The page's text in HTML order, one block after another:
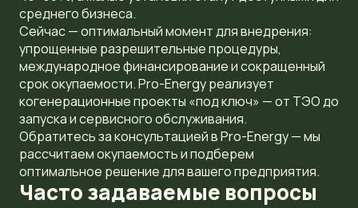
среднего бизнеса.
Сейчас — оптимальный момент для внедрения:
упрощенные разрешительные процедуры,
международное финансирование и сокращенный
срок окупаемости. Pro-Energy реализует
когенерационные проекты «под ключ» — от ТЭО до
запуска и сервисного обслуживания.
Обратитесь за консультацией в Pro-Energy — мы
рассчитаем окупаемость и подберем
оптимальное решение для вашего предприятия.
Часто задаваемые вопросы